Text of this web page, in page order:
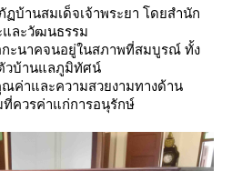
บ้านสมเด็จเจ้าพระยา โดยสำนัก
ละวัฒนธรรม
ะนาคจนอยู่ในสภาพที่สมบูรณ์ ทั้ง
วบ้านแลภูมิทัศน์
ค่าและความสวยงามทางด้าน
ควรค่าแก่การอนุรักษ์